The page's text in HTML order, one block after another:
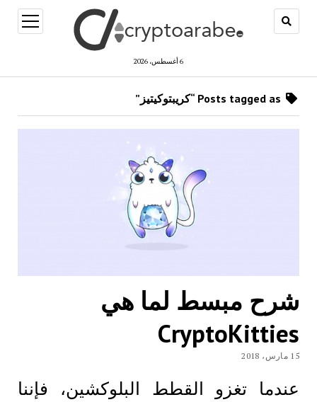
6 أغسطس، 2026
open
menu
شرح مبسط لما هي
CryptoKitties
15 مارس، 2018
عندما تغزو القطط البلوكشين، فإننا